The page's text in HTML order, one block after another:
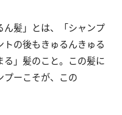
髪」とは、「シャンプ
の後もきゅるんきゅる
」髪のこと。この髪に
プーこそが、この